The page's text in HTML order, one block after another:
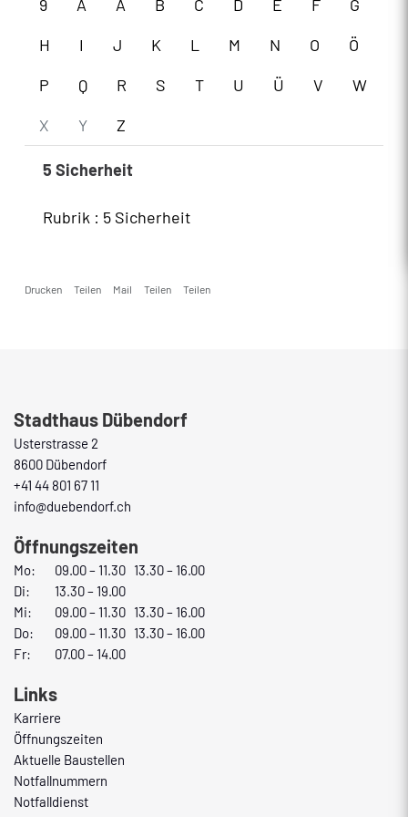
9
A Ä B C D E F
G
H
I J K L M N O
Ö
P
Q R S T U Ü V
W
X
Y Z
5 Sicherheit
Rubrik : 5 Sicherheit
Drucken Teilen Mail Teilen Teilen
Stadthaus Dübendorf
Usterstrasse 2
8600 Dübendorf
+41 44 801 67 11
info@duebendorf.ch
Öffnungszeiten
Mo:
09.00 – 11.30 13.30 – 16.00
Di:
13.30 – 19.00
Mi:
09.00 – 11.30 13.30 – 16.00
Do:
09.00 – 11.30 13.30 – 16.00
Fr:
07.00 – 14.00
Links
Karriere
Öffnungszeiten
Aktuelle Baustellen
Notfallnummern
Notfalldienst